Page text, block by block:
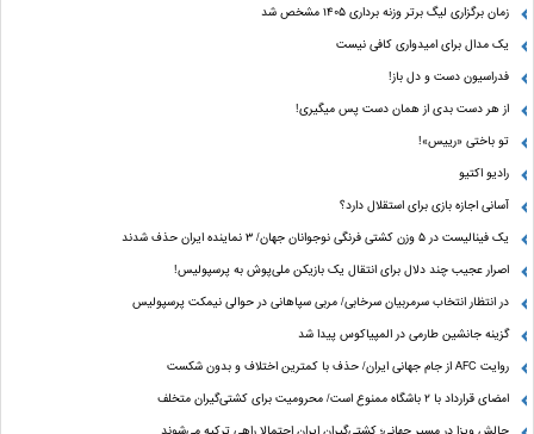
زمان برگزاری لیگ برتر وزنه برداری ۱۴۰۵ مشخص شد
یک مدال برای امیدواری کافی نیست
فدراسیون دست‌ و دل باز!
از هر دست بدی از همان دست پس میگیری!
تو باختی «رییس»!
رادیو اکتیو
آسانی اجازه بازی برای استقلال دارد؟
یک فینالیست در ۵ وزن کشتی فرنگی نوجوانان جهان/ ۳ نماینده ایران حذف شدند
اصرار عجیب چند دلال برای انتقال یک بازیکن ملی‌پوش به پرسپولیس!
در انتظار انتخاب سرمربیان سرخابی/ مربی سپاهانی در حوالی نیمکت پرسپولیس
گزینه جانشین طارمی در المپیاکوس پیدا شد
روایت AFC از جام جهانی ایران/ حذف با کمترین اختلاف و بدون شکست
امضای قرارداد با ۲ باشگاه ممنوع است/ محرومیت برای کشتی‌گیران متخلف